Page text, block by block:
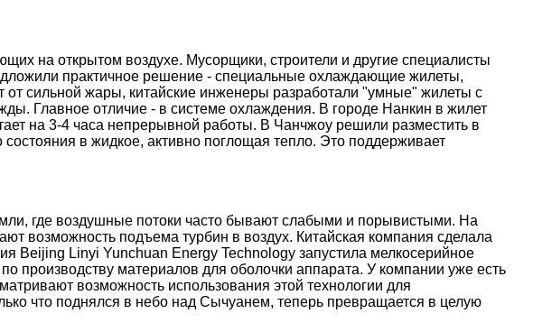
на открытом воздухе. Мусорщики, строители и другие специалисты
практичное решение - специальные охлаждающие жилеты,
сильной жары, китайские инженеры разработали "умные" жилеты с
Главное отличие - в системе охлаждения. В городе Нанкин в жилет
на 3-4 часа непрерывной работы. В Чанчжоу решили разместить в
в жидкое, активно поглощая тепло. Это поддерживает
где воздушные потоки часто бывают слабыми и порывистыми. На
возможность подъема турбин в воздух. Китайская компания сделала
Beijing Linyi Yunchuan Energy Technology запустила мелкосерийное
производству материалов для оболочки аппарата. У компании уже есть
возможность использования этой технологии для
что поднялся в небо над Сычуанем, теперь превращается в целую